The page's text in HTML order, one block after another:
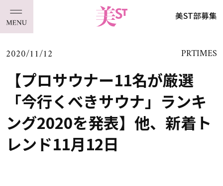
美ST部募集
2020/11/12 PRTIMES
【プロサウナー11名が厳選
「今行くべきサウナ」ランキ
ング2020を発表】他、新着ト
レンド11月12日